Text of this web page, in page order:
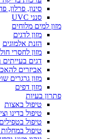
סינון, פרלון,
סנני UVC
מזון למים מלוחים
מזון לדגים
הזנת אלמוגים
מזון לחסרי
דגים בעייתים
אביזרים
מזון גרגרים
מזון דפים
פתרון בעיות
טיפול באצות
טיפול בדינו
טיפול
טיפול במחלות